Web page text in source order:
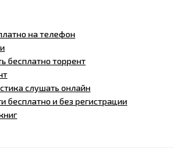
на телефон
бесплатно торрент
слушать онлайн
бесплатно и без регистрации